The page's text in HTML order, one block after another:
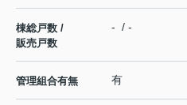
棟総戸数 /
販売戸数
- / -
管理組合有無 有